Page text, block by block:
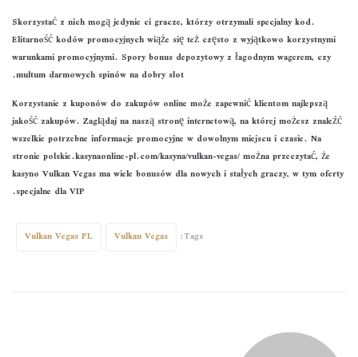
Skorzystać z nich mogą jedynie ci gracze, którzy otrzymali specjalny kod.
Elitarność kodów promocyjnych wiąże się też często z wyjątkowo korzystnymi
warunkami promocyjnymi. Spory bonus depozytowy z łagodnym wagerem, czy
multum darmowych spinów na dobry slot.
Korzystanie z kuponów do zakupów online może zapewnić klientom najlepszą
jakość zakupów. Zaglądaj na naszą stronę internetową, na której możesz znaleźć
wszelkie potrzebne informacje promocyjne w dowolnym miejscu i czasie. Na
stronie polskie.kasynaonline-pl.com/kasyna/vulkan-vegas/ można przeczytać, że
kasyno Vulkan Vegas ma wiele bonusów dla nowych i stałych graczy, w tym oferty
specjalne dla VIP.
Tags:
Vulkan Vegas
Vulkan Vegas PL